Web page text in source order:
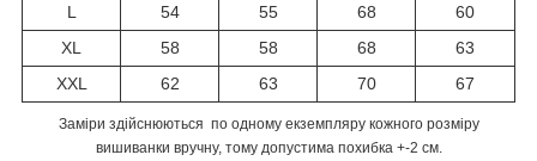
L
54 55 68
60
XL
58 58 68
63
XXL
62 63 70 67
Заміри здійснюються по одному екземпляру кожного розміру
вишиванки вручну, тому допустима похибка +-2 см.